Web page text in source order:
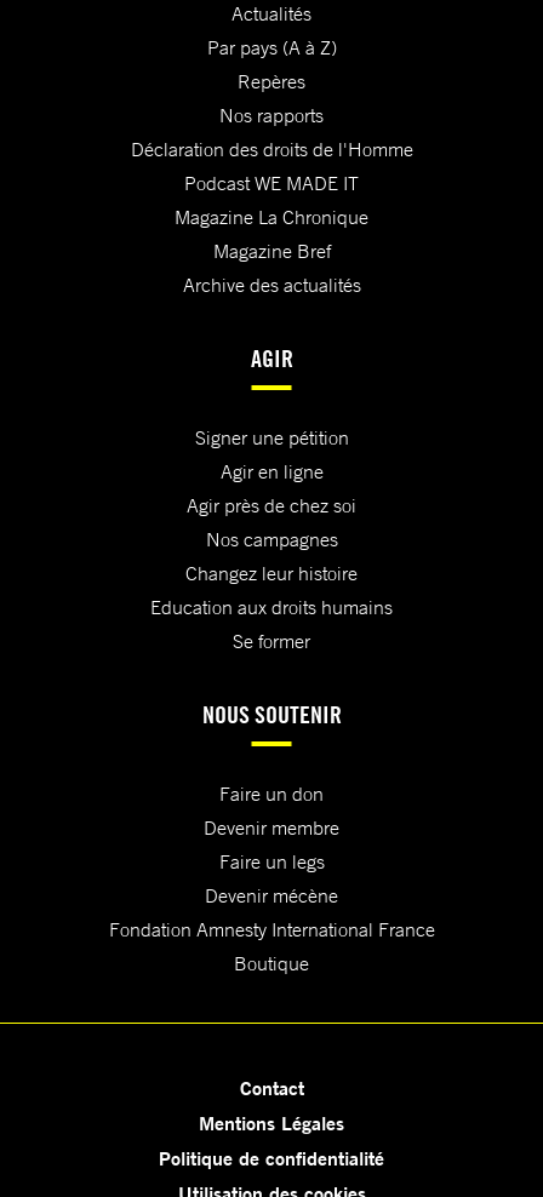
Actualités
Par pays (A à Z)
Repères
Nos rapports
Déclaration des droits de l'Homme
Podcast WE MADE IT
Magazine La Chronique
Magazine Bref
Archive des actualités
AGIR
Signer une pétition
Agir en ligne
Agir près de chez soi
Nos campagnes
Changez leur histoire
Education aux droits humains
Se former
NOUS SOUTENIR
Faire un don
Devenir membre
Faire un legs
Devenir mécène
Fondation Amnesty International France
Boutique
Contact
Mentions Légales
Politique de confidentialité